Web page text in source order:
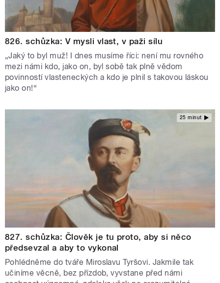
826. schůzka: V mysli vlast, v paži sílu
„Jaký to byl muž! I dnes musíme říci: není mu rovného
mezi námi kdo, jako on, byl sobě tak plně vědom
povinností vlasteneckých a kdo je plnil s takovou láskou
jako on!“
25 minut
827. schůzka: Člověk je tu proto, aby si něco
předsevzal a aby to vykonal
Pohlédněme do tváře Miroslavu Tyršovi. Jakmile tak
učiníme věcně, bez přízdob, vyvstane před námi